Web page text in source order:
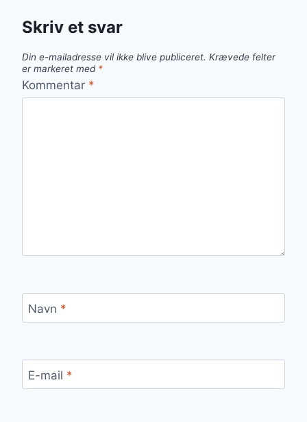
Skriv et svar
Din e-mailadresse vil ikke blive publiceret. Krævede felter
er markeret med *
Kommentar *
Navn *
E-mail *